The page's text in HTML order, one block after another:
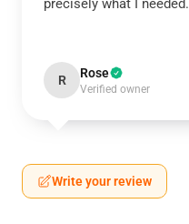
precisely what I needed.
R Rose
Verified owner
Write your review